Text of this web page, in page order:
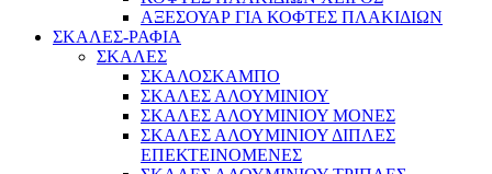
ΑΞΕΣΟΥΑΡ ΓΙΑ ΚΟΦΤΕΣ ΠΛΑΚΙΔΙΩΝ
ΣΚΑΛΕΣ-ΡΑΦΙΑ
ΣΚΑΛΕΣ
ΣΚΑΛΟΣΚΑΜΠΟ
ΣΚΑΛΕΣ ΑΛΟΥΜΙΝΙΟΥ
ΣΚΑΛΕΣ ΑΛΟΥΜΙΝΙΟΥ ΜΟΝΕΣ
ΣΚΑΛΕΣ ΑΛΟΥΜΙΝΙΟΥ ΔΙΠΛΕΣ
ΕΠΕΚΤΕΙΝΟΜΕΝΕΣ